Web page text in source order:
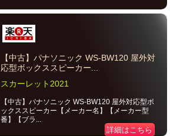
【中古】パナソニック WS-BW120 屋外対
応型ボックススピーカー...
スカーレット2021
【中古】パナソニック WS-BW120 屋外対応型ボ
ックススピーカー【メーカー名】【メーカー型
番】【ブラ...
詳細はこちら